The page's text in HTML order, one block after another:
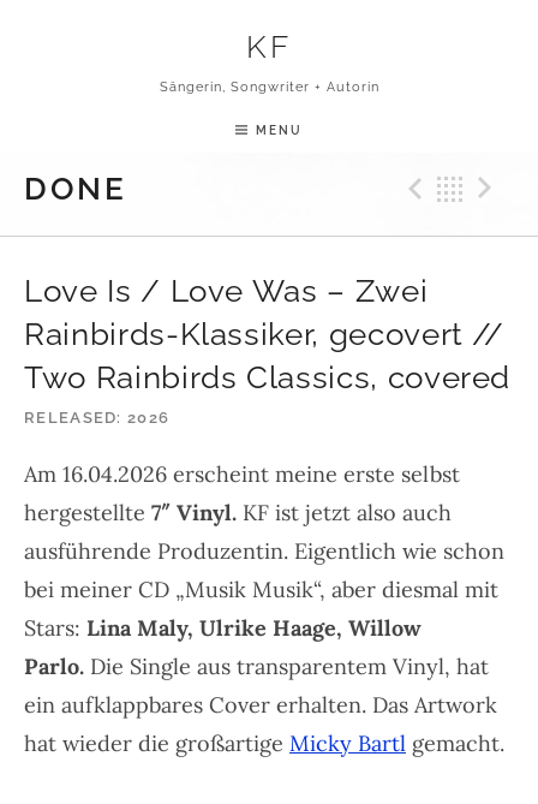
KF
Sängerin, Songwriter + Autorin
MENU
DONE
Love Is / Love Was – Zwei
Rainbirds-Klassiker, gecovert //
Two Rainbirds Classics, covered
RELEASED 2026
Am 16.04.2026 erscheint meine erste selbst
hergestellte 7″ Vinyl. KF ist jetzt also auch
ausführende Produzentin. Eigentlich wie schon
bei meiner CD „Musik Musik“, aber diesmal mit
Stars: Lina Maly, Ulrike Haage, Willow
Parlo. Die Single aus transparentem Vinyl, hat
ein aufklappbares Cover erhalten. Das Artwork
hat wieder die großartige Micky Bartl gemacht.